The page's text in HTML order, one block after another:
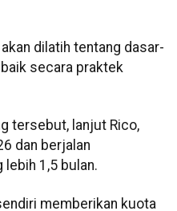
dilatih tentang dasar-
secara praktek
tersebut, lanjut Rico,
dan berjalan
1,5 bulan.
memberikan kuota